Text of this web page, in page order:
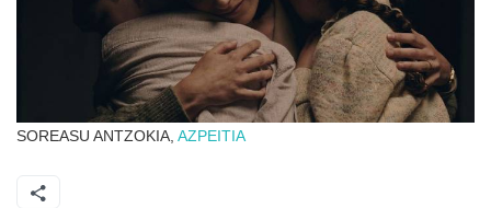
SOREASU ANTZOKIA, AZPEITIA